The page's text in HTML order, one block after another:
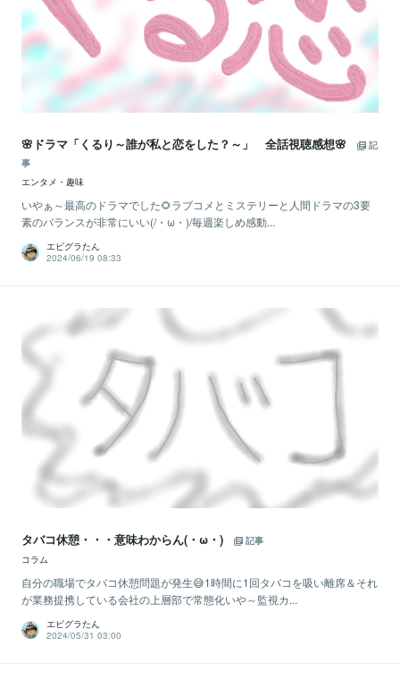
🌸ドラマ「くるり～誰が私と恋をした？～」 全話視聴感想🌸
記
事
エンタメ・趣味
いやぁ～最高のドラマでした🌻ラブコメとミステリーと人間ドラマの3要
素のバランスが非常にいい(/・ω・)/毎週楽しめ感動...
エビグラたん
2024/06/19 08:33
タバコ休憩・・・意味わからん(・ω・)
記事
コラム
自分の職場でタバコ休憩問題が発生😅1時間に1回タバコを吸い離席＆それ
が業務提携している会社の上層部で常態化いや～監視カ...
エビグラたん
2024/05/31 03:00